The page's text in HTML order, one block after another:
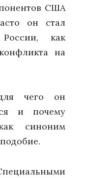
США
он стал
как
на
чего он
и почему
синоним